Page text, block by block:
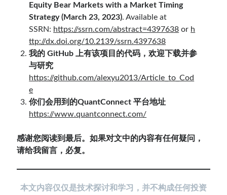
Equity Bear Markets with a Market Timing
Strategy (March 23, 2023). Available at
SSRN: https://ssrn.com/abstract=4397638 or h
ttp://dx.doi.org/10.2139/ssrn.4397638
我的 GitHub 上有该项目的代码，欢迎下载并参
与研究
https://github.com/alexyu2013/Article_to_Cod
e
你们会用到的QuantConnect 平台地址
https://www.quantconnect.com/
感谢您阅读到最后。如果对文中的内容有任何疑问，
请给我留言，必复。
本文内容仅仅是技术探讨和学习，并不构成任何投资